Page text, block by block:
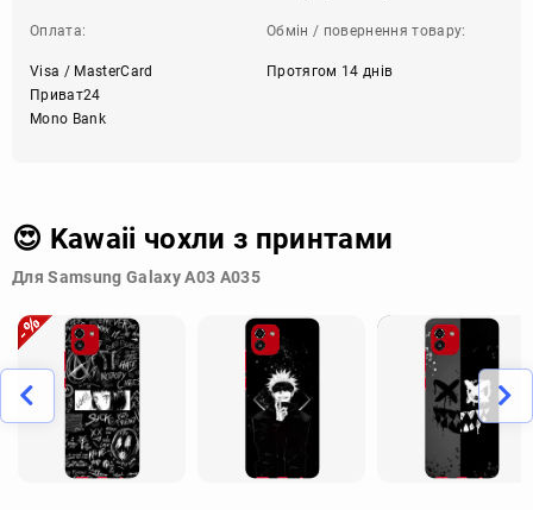
Оплата:
Visa / MasterCard
Приват24
Mono Bank
Обмін / повернення товару:
Протягом 14 днів
😍 Kawaii чохли з принтами
Для Samsung Galaxy A03 A035